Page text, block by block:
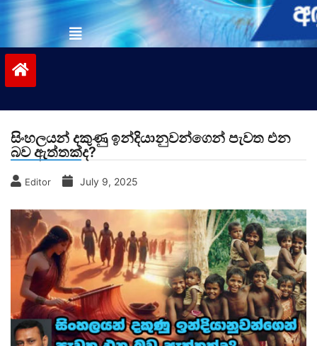
සිංහලයන් දකුණු ඉන්දියානුවන්ගෙන් පැවත එන
බව ඇත්තක්ද?
Editor July 9, 2025